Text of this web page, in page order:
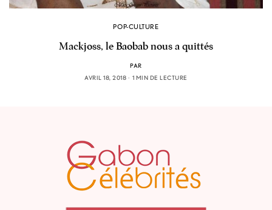
POP-CULTURE
Mackjoss, le Baobab nous a quittés
PAR
AVRIL 18, 2018
1 MIN DE LECTURE